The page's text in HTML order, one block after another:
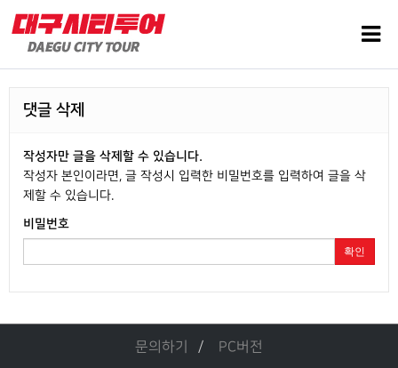
댓글 삭제
작성자만 글을 삭제할 수 있습니다.
작성자 본인이라면, 글 작성시 입력한 비밀번호를 입력하여 글을 삭
제할 수 있습니다.
비밀번호
확인
문의하기 PC버전